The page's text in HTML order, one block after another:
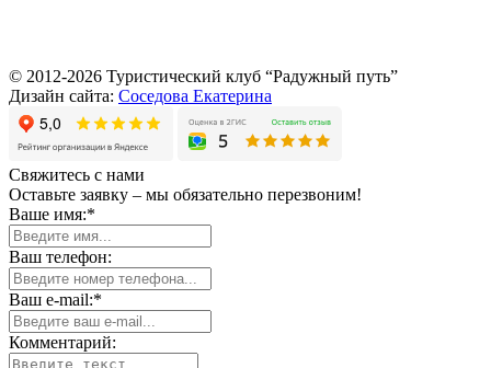
© 2012-2026 Туристический клуб “Радужный путь”
Дизайн сайта: Соседова Екатерина
Свяжитесь с нами
Оставьте заявку – мы обязательно перезвоним!
Ваше имя:*
Ваш телефон:
Ваш e-mail:*
Комментарий: